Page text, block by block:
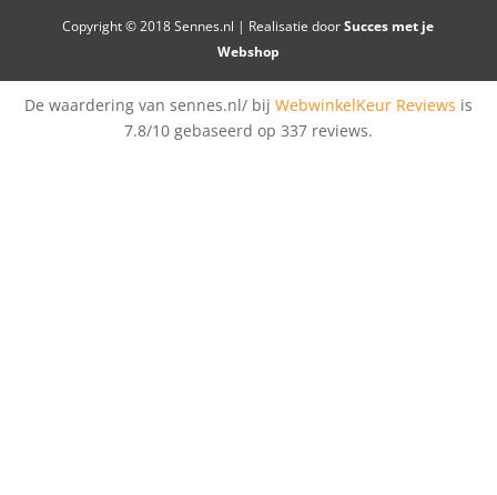
Copyright © 2018 Sennes.nl | Realisatie doorSucces met je
Webshop
De waardering van sennes.nl/ bij WebwinkelKeur Reviews is
7.8/10 gebaseerd op 337 reviews.